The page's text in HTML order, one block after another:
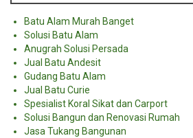
Batu Alam Murah Banget
Solusi Batu Alam
Anugrah Solusi Persada
Jual Batu Andesit
Gudang Batu Alam
Jual Batu Curie
Spesialist Koral Sikat dan Carport
Solusi Bangun dan Renovasi Rumah
Jasa Tukang Bangunan